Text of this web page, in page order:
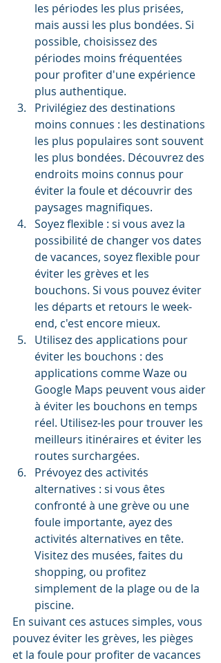
les périodes les plus prisées,
mais aussi les plus bondées. Si
possible, choisissez des
périodes moins fréquentées
pour profiter d'une expérience
plus authentique.
Privilégiez des destinations
moins connues : les destinations
les plus populaires sont souvent
les plus bondées. Découvrez des
endroits moins connus pour
éviter la foule et découvrir des
paysages magnifiques.
Soyez flexible : si vous avez la
possibilité de changer vos dates
de vacances, soyez flexible pour
éviter les grèves et les
bouchons. Si vous pouvez éviter
les départs et retours le week-
end, c'est encore mieux.
Utilisez des applications pour
éviter les bouchons : des
applications comme Waze ou
Google Maps peuvent vous aider
à éviter les bouchons en temps
réel. Utilisez-les pour trouver les
meilleurs itinéraires et éviter les
routes surchargées.
Prévoyez des activités
alternatives : si vous êtes
confronté à une grève ou une
foule importante, ayez des
activités alternatives en tête.
Visitez des musées, faites du
shopping, ou profitez
simplement de la plage ou de la
piscine.
En suivant ces astuces simples, vous
pouvez éviter les grèves, les pièges
et la foule pour profiter de vacances